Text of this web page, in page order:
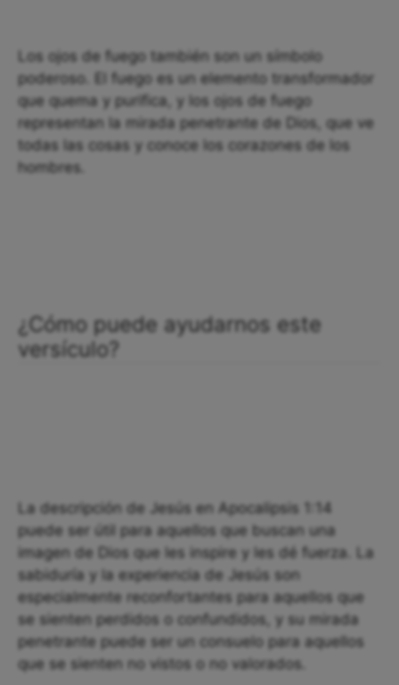
Los ojos de fuego también son un símbolo
poderoso. El fuego es un elemento transformador
que quema y purifica, y los ojos de fuego
representan la mirada penetrante de Dios, que ve
todas las cosas y conoce los corazones de los
hombres.
¿Cómo puede ayudarnos este
versículo?
La descripción de Jesús en Apocalipsis 1:14
puede ser útil para aquellos que buscan una
imagen de Dios que les inspire y les dé fuerza. La
sabiduría y la experiencia de Jesús son
especialmente reconfortantes para aquellos que
se sienten perdidos o confundidos, y su mirada
penetrante puede ser un consuelo para aquellos
que se sienten no vistos o no valorados.